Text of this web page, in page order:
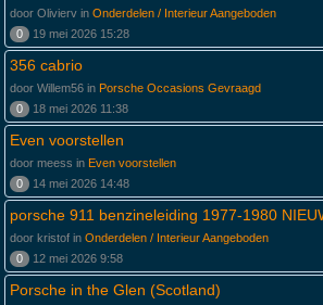
door Olivierv in Onderdelen / Interieur Aangeboden
0
19 mei 2026 15:28
356 cabrio
door Willem56 in Porsche Occasions Gevraagd
0
18 mei 2026 11:38
Even voorstellen
door meess in Even voorstellen
0
14 mei 2026 14:48
porsche 911 benzineleiding 1977-1980
door kristof in Onderdelen / Interieur Aangeboden
0
12 mei 2026 9:58
Porsche in the Glen (Scotland)